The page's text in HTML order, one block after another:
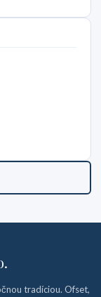
tradíciou. Ofset,